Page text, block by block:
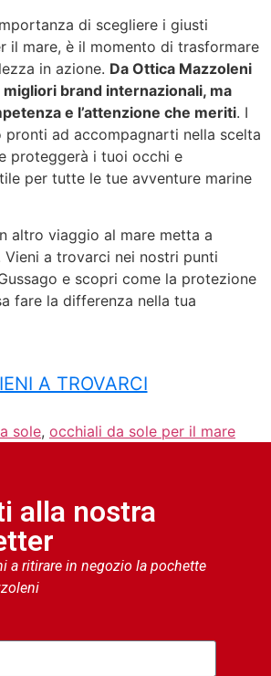
di scegliere i giusti
il mare, è il momento di trasformare
in azione. Da Ottica Mazzoleni
brand internazionali, ma
e l’attenzione che meriti. I
pronti ad accompagnarti nella scelta
proteggerà i tuoi occhi e
per tutte le tue avventure marine
altro viaggio al mare metta a
Vieni a trovarci nei nostri punti
e scopri come la protezione
fare la differenza nella tua
A TROVARCI
sole, occhiali da sole per il mare
alla nostra
a ritirare in negozio la pochette